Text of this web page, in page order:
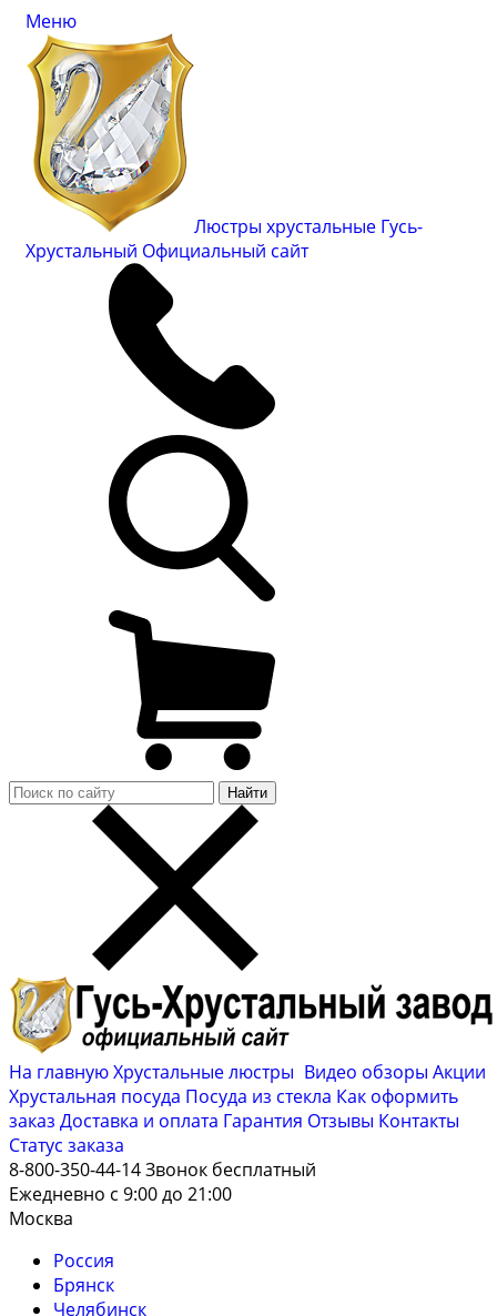
Меню
Люстры хрустальные Гусь-
Хрустальный Официальный сайт
Найти
На главнуюХрустальные люстры Видео обзоры Акции
Хрустальная посуда Посуда из стекла Как оформить
заказ Доставка и оплата Гарантия Отзывы Контакты
Cтатус заказа
8-800-350-44-14Звонок бесплатный
Ежедневно с 9:00 до 21:00
Москва
Россия
Брянск
Челябинск